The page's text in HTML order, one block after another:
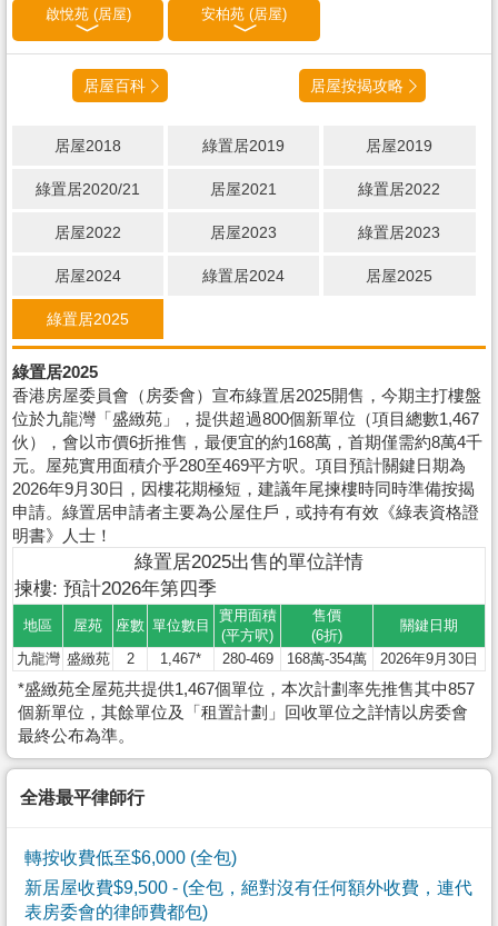
啟悅苑 (居屋) 安柏苑 (居屋)
居屋百科 居屋按揭攻略
居屋2018 綠置居2019 居屋2019
綠置居2020/21 居屋2021 綠置居2022
居屋2022 居屋2023 綠置居2023
居屋2024 綠置居2024 居屋2025
綠置居2025
綠置居2025
香港房屋委員會（房委會）宣布綠置居2025開售，今期主打樓盤
位於九龍灣「盛緻苑」，提供超過800個新單位（項目總數1,467
伙），會以市價6折推售，最便宜的約168萬，首期僅需約8萬4千
元。屋苑實用面積介乎280至469平方呎。項目預計關鍵日期為
2026年9月30日，因樓花期極短，建議年尾揀樓時同時準備按揭
申請。綠置居申請者主要為公屋住戶，或持有有效《綠表資格證
明書》人士！
綠置居2025出售的單位詳情
揀樓: 預計2026年第四季
地區 屋苑 座數 單位數目
實用面積
(平方呎)
售價
(6折)
關鍵日期
九龍灣 盛緻苑 2 1,467* 280-469 168萬-354萬 2026年9月30日
*盛緻苑全屋苑共提供1,467個單位，本次計劃率先推售其中857
個新單位，其餘單位及「租置計劃」回收單位之詳情以房委會
最終公布為準。
全港最平律師行
轉按收費低至$6,000 (全包)
新居屋收費$9,500 - (全包，絕對沒有任何額外收費，連代
表房委會的律師費都包)